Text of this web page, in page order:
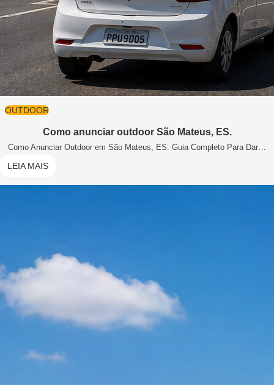
OUTDOOR
Como anunciar outdoor São Mateus, ES.
Como Anunciar Outdoor em São Mateus, ES: Guia Completo Para Dar…
LEIA MAIS